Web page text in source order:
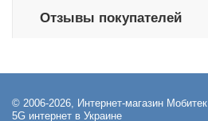
Отзывы покупателей
© 2006-2026, Интернет-магазин Мобитек
5G интернет в Украине